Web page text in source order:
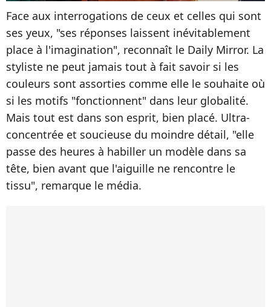
Face aux interrogations de ceux et celles qui sont
ses yeux, "ses réponses laissent inévitablement
place à l'imagination", reconnaît le Daily Mirror. La
styliste ne peut jamais tout à fait savoir si les
couleurs sont assorties comme elle le souhaite où
si les motifs "fonctionnent" dans leur globalité.
Mais tout est dans son esprit, bien placé. Ultra-
concentrée et soucieuse du moindre détail, "elle
passe des heures à habiller un modèle dans sa
tête, bien avant que l'aiguille ne rencontre le
tissu", remarque le média.